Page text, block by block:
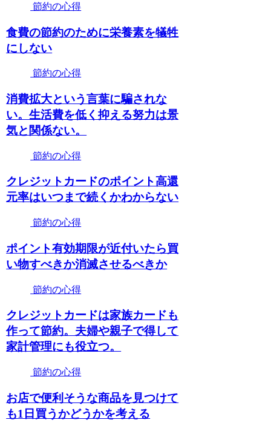
節約の心得
食費の節約のために栄養素を犠牲
にしない
節約の心得
消費拡大という言葉に騙されな
い。生活費を低く抑える努力は景
気と関係ない。
節約の心得
クレジットカードのポイント高還
元率はいつまで続くかわからない
節約の心得
ポイント有効期限が近付いたら買
い物すべきか消滅させるべきか
節約の心得
クレジットカードは家族カードも
作って節約。夫婦や親子で得して
家計管理にも役立つ。
節約の心得
お店で便利そうな商品を見つけて
も1日買うかどうかを考える